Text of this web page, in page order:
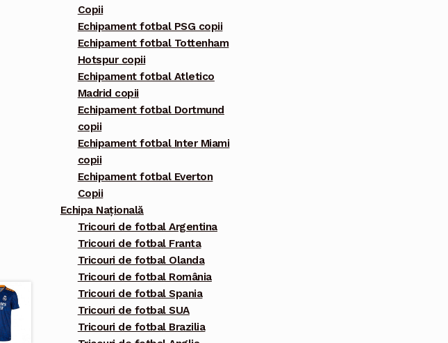
Copii
Echipament fotbal PSG copii
Echipament fotbal Tottenham
Hotspur copii
Echipament fotbal Atletico
Madrid copii
Echipament fotbal Dortmund
copii
Echipament fotbal Inter Miami
copii
Echipament fotbal Everton
Copii
Echipa Națională
Tricouri de fotbal Argentina
Tricouri de fotbal Franta
Tricouri de fotbal Olanda
Tricouri de fotbal România
Tricouri de fotbal Spania
Tricouri de fotbal SUA
Tricouri de fotbal Brazilia